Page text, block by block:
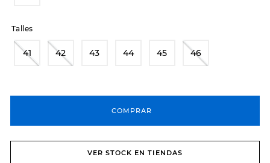
Talles
41 42 43 44 45 46
COMPRAR
VER STOCK EN TIENDAS